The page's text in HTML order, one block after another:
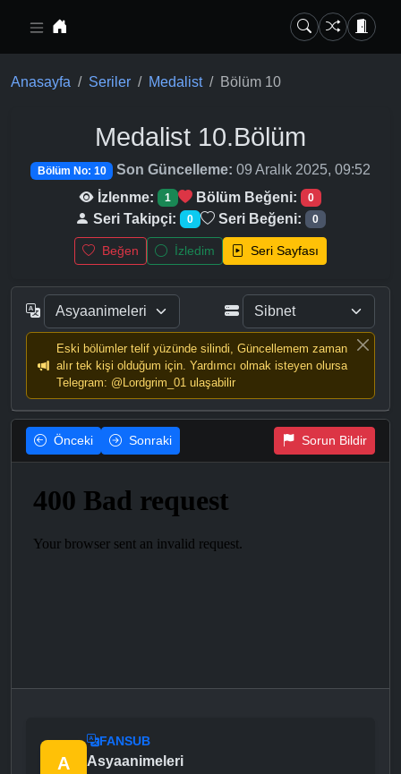
Anasayfa Seriler Medalist Bölüm 10
Medalist 10.Bölüm
Bölüm No: 10 Son Güncelleme: 09 Aralık 2025, 09:52
İzlenme:
1 Bölüm Beğeni: 0
Seri Takipçi: 0 Seri Beğeni: 0
Beğen İzledim Seri Sayfası
Eski bölümler telif yüzünde silindi, Güncellemem zaman
alır tek kişi olduğum için. Yardımcı olmak isteyen olursa
Telegram: @Lordgrim_01 ulaşabilir
Önceki Sonraki Sorun Bildir
A
FANSUB
Asyaanimeleri